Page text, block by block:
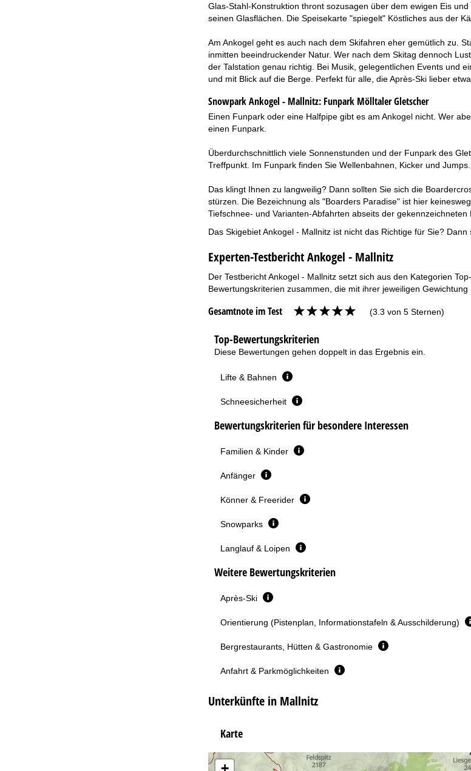
Glas-Stahl-Konstruktion thront sozusagen über dem ewigen Eis
seinen Glasflächen. Die Speisekarte "spiegelt" Köstliches aus der
Am Ankogel geht es auch nach dem Skifahren eher gemütlich zu.
inmitten beeindruckender Natur. Wer nach dem Skitag dennoch
der Talstation genau richtig. Bei Musik, gelegentlichen Events und
und mit Blick auf die Berge. Perfekt für alle, die Après-Ski lieber
Snowpark Ankogel - Mallnitz: Funpark Mölltaler Gletscher
Einen Funpark oder eine Halfpipe gibt es am Ankogel nicht. Wer
einen Funpark.
Überdurchschnittlich viele Sonnenstunden und der Funpark des
Treffpunkt. Im Funpark finden Sie Wellenbahnen, Kicker und Jumps.
Das klingt Ihnen zu langweilig? Dann sollten Sie sich die
stürzen. Die Bezeichnung als "Boarders Paradise" ist hier
Tiefschnee- und Varianten-Abfahrten abseits der gekennzeichneten
Das Skigebiet Ankogel - Mallnitz ist nicht das Richtige für Sie?
Experten-Testbericht Ankogel - Mallnitz
Der Testbericht Ankogel - Mallnitz setzt sich aus den Kategorien
Bewertungskriterien zusammen, die mit ihrer jeweiligen Gewichtung
Gesamtnote im Test (3.3 von 5 Sternen)
Top-Bewertungskriterien
Diese Bewertungen gehen doppelt in das Ergebnis ein.
Lifte & Bahnen
Schneesicherheit
Bewertungskriterien für besondere Interessen
Familien & Kinder
Anfänger
Könner & Freerider
Snowparks
Langlauf & Loipen
Weitere Bewertungskriterien
Après-Ski
Orientierung (Pistenplan, Informationstafeln & Ausschilderung)
Bergrestaurants, Hütten & Gastronomie
Anfahrt & Parkmöglichkeiten
Unterkünfte in Mallnitz
Karte